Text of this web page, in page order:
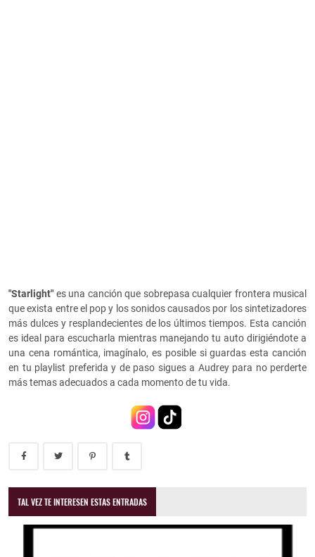
"Starlight" es una canción que sobrepasa cualquier frontera musical
que exista entre el pop y los sonidos causados por los sintetizadores
más dulces y resplandecientes de los últimos tiempos. Esta canción
es ideal para escucharla mientras manejando tu auto dirigiéndote a
una cena romántica, imagínalo, es posible si guardas esta canción
en tu playlist preferida y de paso sigues a Audrey para no perderte
más temas adecuados a cada momento de tu vida.
TAL VEZ TE INTERESEN ESTAS ENTRADAS